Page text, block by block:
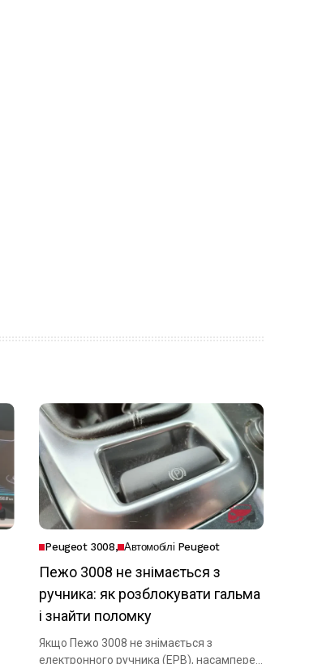
Peugeot 3008 Автомобілі Peugeot
Пежо 3008 не знімається з
ручника: як розблокувати гальма
і знайти поломку
Якщо Пежо 3008 не знімається з
електронного ручника (EPB), насамперед